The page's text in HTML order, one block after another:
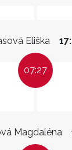
Eliška
07:27
Magdaléna